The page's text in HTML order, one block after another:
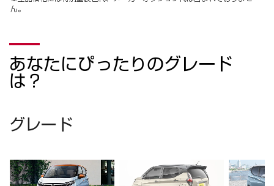
あなたにぴったりのグレード
は？
グレード